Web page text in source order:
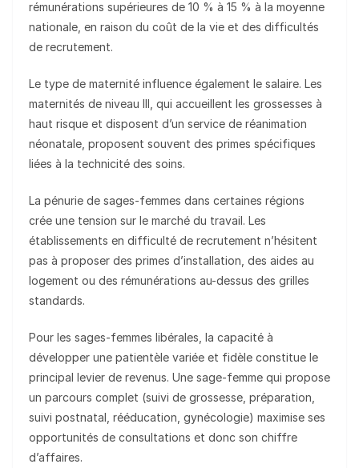
rémunérations supérieures de 10 % à 15 % à la moyenne
nationale, en raison du coût de la vie et des difficultés
de recrutement.
Le type de maternité influence également le salaire. Les
maternités de niveau III, qui accueillent les grossesses à
haut risque et disposent d’un service de réanimation
néonatale, proposent souvent des primes spécifiques
liées à la technicité des soins.
La pénurie de sages-femmes dans certaines régions
crée une tension sur le marché du travail. Les
établissements en difficulté de recrutement n’hésitent
pas à proposer des primes d’installation, des aides au
logement ou des rémunérations au-dessus des grilles
standards.
Pour les sages-femmes libérales, la capacité à
développer une patientèle variée et fidèle constitue le
principal levier de revenus. Une sage-femme qui propose
un parcours complet (suivi de grossesse, préparation,
suivi postnatal, rééducation, gynécologie) maximise ses
opportunités de consultations et donc son chiffre
d’affaires.